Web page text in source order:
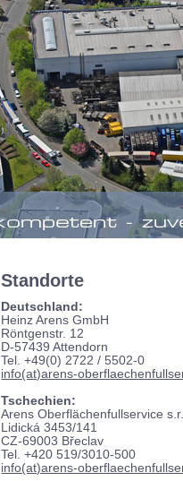
Standorte
Deutschland:
Heinz Arens GmbH
Röntgenstr. 12
D-57439 Attendorn
Tel. +49(0) 2722 / 5502-0
info(at)arens-
Tschechien:
Arens Oberflächenfullservice
Lidická 3453/141
CZ-69003 Břeclav
Tel. +420 519/3010-500
info(at)arens-